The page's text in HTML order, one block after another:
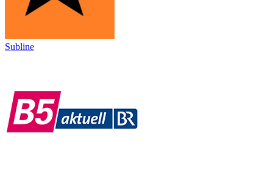
Subline